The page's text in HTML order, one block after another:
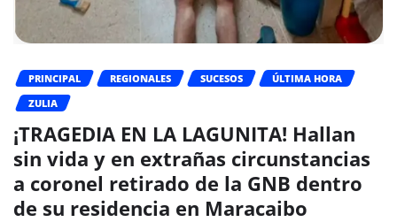
PRINCIPAL REGIONALES SUCESOS
ÚLTIMA HORA
ZULIA
¡TRAGEDIA EN LA LAGUNITA! Hallan
sin vida y en extrañas circunstancias
a coronel retirado de la GNB dentro
de su residencia en Maracaibo